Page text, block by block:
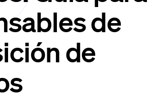
de
de